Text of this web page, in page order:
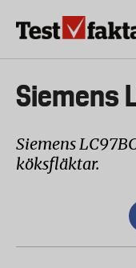
Huvudmeny
ny
Siemens
Siemens
köksfläktar.